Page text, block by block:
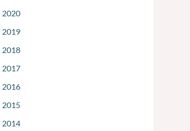
2020
2019
2018
2017
2016
2015
2014